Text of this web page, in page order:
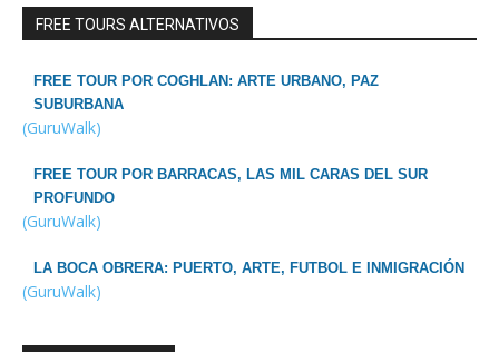
FREE TOURS ALTERNATIVOS
FREE TOUR POR COGHLAN: ARTE URBANO, PAZ
SUBURBANA
(GuruWalk)
FREE TOUR POR BARRACAS, LAS MIL CARAS DEL SUR
PROFUNDO
(GuruWalk)
LA BOCA OBRERA: PUERTO, ARTE, FUTBOL E INMIGRACIÓN
(GuruWalk)